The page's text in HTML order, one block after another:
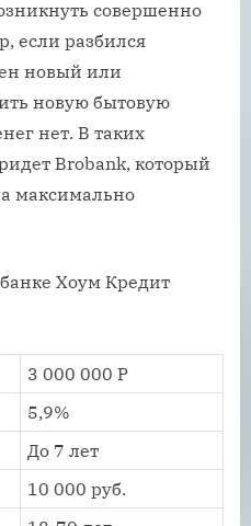
совершенно
если разбился
новый или
новую бытовую
нет. В таких
Brobank, который
максимально
3 000 000 Р
5,9%
До 7 лет
10 000 руб.